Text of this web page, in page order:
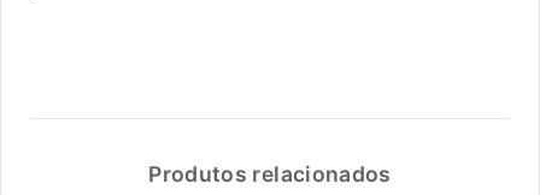
Produtos relacionados